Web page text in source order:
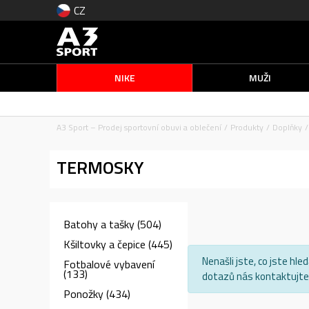
CZ
NIKE MUŽI
A3 Sport – Prodej sportovní obuvi a oblečení
Produkty Doplňky
TERMOSKY
Batohy a tašky(504)
Kšiltovky a čepice (445)
Fotbalové vybavení
(133)
Ponožky(434)
Nenašli jste, co jste
dotazů nás kontaktujte